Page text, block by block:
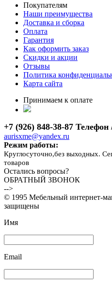
Покупателям
Наши преимущества
Доставка и сборка
Оплата
Гарантия
Как оформить заказ
Скидки и акции
Отзывы
Политика
Карта сайта
Принимаем к оплате
+7 (926) 848-38-87
aurisxme@yandex.ru
Режим работы:
Круглосуточно,без выходных.
товаров
Остались вопросы?
ОБРАТНЫЙ ЗВОНОК
-->
© 1995 Мебельный интернет-
защищены
Имя
Email